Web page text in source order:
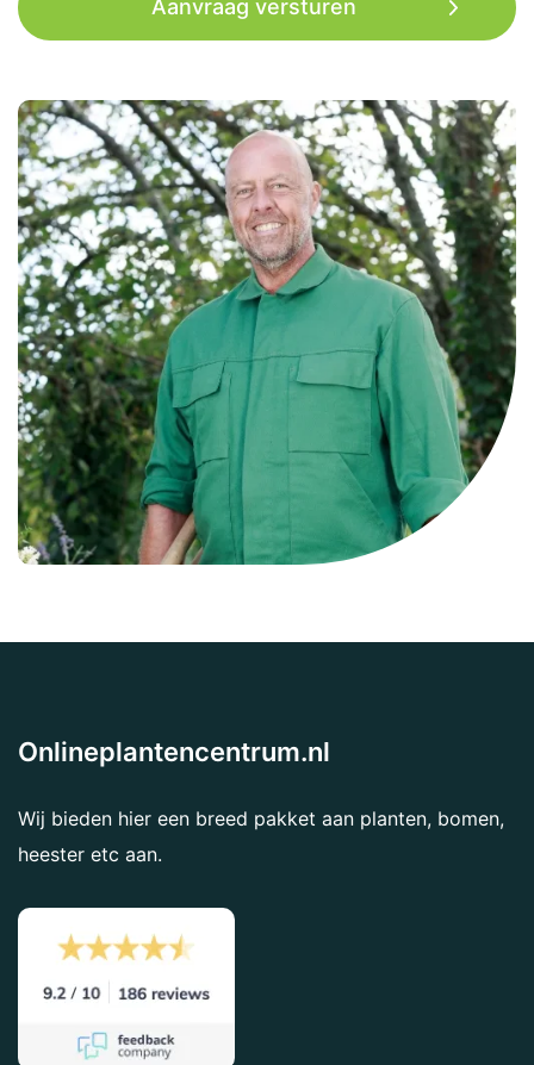
Onlineplantencentrum.nl
Wij bieden hier een breed pakket aan planten, bomen,
heester etc aan.